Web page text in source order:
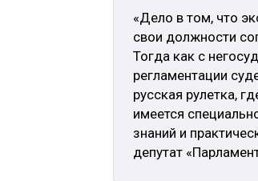
«Дело в том, что
свои должности
Тогда как с
регламентации
русская рулетка,
имеется
знаний и
депутат